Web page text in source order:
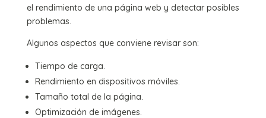
el rendimiento de una página web y detectar posibles
problemas.
Algunos aspectos que conviene revisar son:
Tiempo de carga.
Rendimiento en dispositivos móviles.
Tamaño total de la página.
Optimización de imágenes.